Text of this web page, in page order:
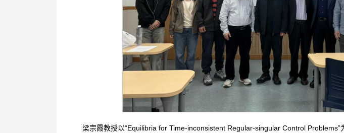
梁宗霞教授以“Equilibria for Time-inconsistent Regular-singular Control